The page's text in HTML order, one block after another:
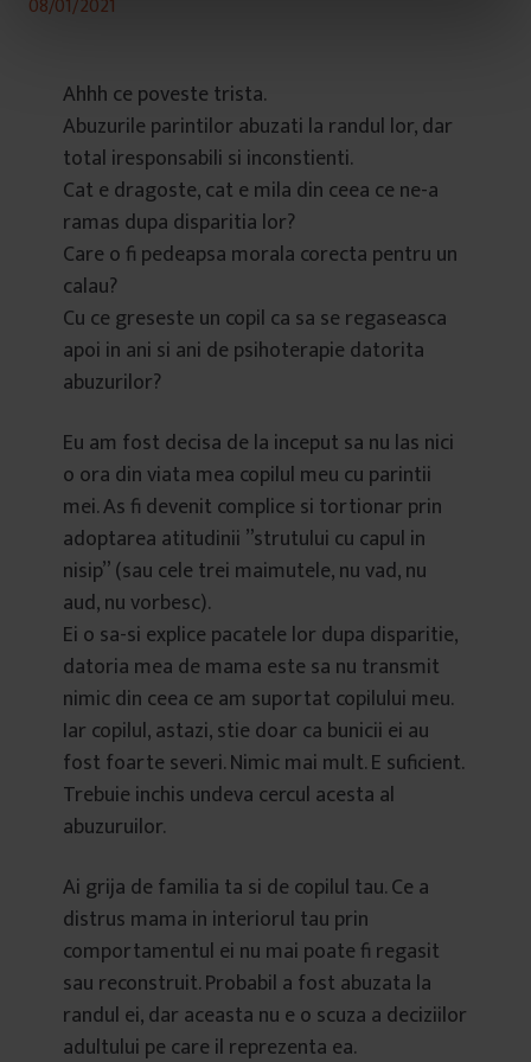
08/01/2021
Ahhh ce poveste trista.
Abuzurile parintilor abuzati la randul lor, dar
total iresponsabili si inconstienti.
Cat e dragoste, cat e mila din ceea ce ne-a
ramas dupa disparitia lor?
Care o fi pedeapsa morala corecta pentru un
calau?
Cu ce greseste un copil ca sa se regaseasca
apoi in ani si ani de psihoterapie datorita
abuzurilor?
Eu am fost decisa de la inceput sa nu las nici
o ora din viata mea copilul meu cu parintii
mei. As fi devenit complice si tortionar prin
adoptarea atitudinii ”strutului cu capul in
nisip” (sau cele trei maimutele, nu vad, nu
aud, nu vorbesc).
Ei o sa-si explice pacatele lor dupa disparitie,
datoria mea de mama este sa nu transmit
nimic din ceea ce am suportat copilului meu.
Iar copilul, astazi, stie doar ca bunicii ei au
fost foarte severi. Nimic mai mult. E suficient.
Trebuie inchis undeva cercul acesta al
abuzuruilor.
Ai grija de familia ta si de copilul tau. Ce a
distrus mama in interiorul tau prin
comportamentul ei nu mai poate fi regasit
sau reconstruit. Probabil a fost abuzata la
randul ei, dar aceasta nu e o scuza a deciziilor
adultului pe care il reprezenta ea.